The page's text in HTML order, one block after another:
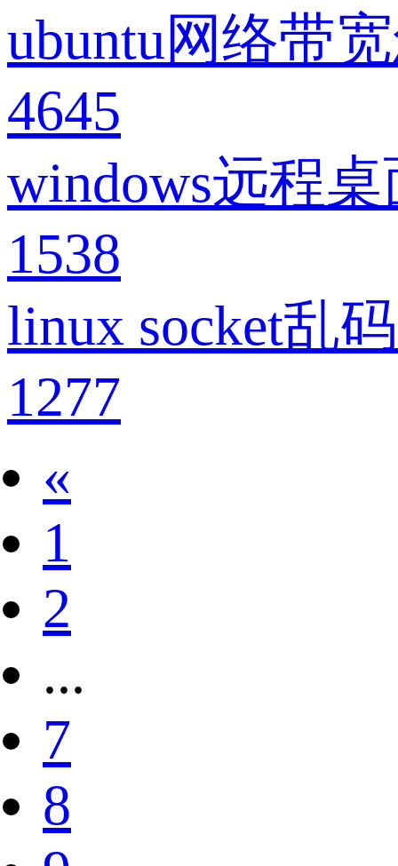
ubuntu网络带
4645
windows远程
1538
linux socket乱
1277
«
1
2
...
7
8